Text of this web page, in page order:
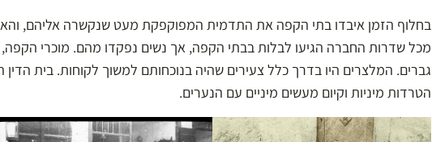
בחלוף הזמן איבדו בתי הקפה את התדמית המפוקפקת מעט שנקשרה אליהם,
מכל שדרות החברה הגיעו לבלות בבתי הקפה, אך נשים נפקדו מהם. מוכרי הקפה,
גברים. המלצרים היו בדרך כלל צעירים שהיה בנוכחותם למשוך לקוחות. בית
הטרדות מיניות וקיום מעשים מיניים עם הנערים.